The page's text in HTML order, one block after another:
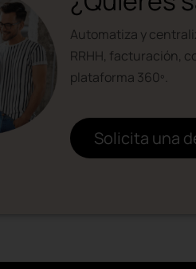
Automatiza y
RRHH, facturación,
plataforma 360º.
Solicita una